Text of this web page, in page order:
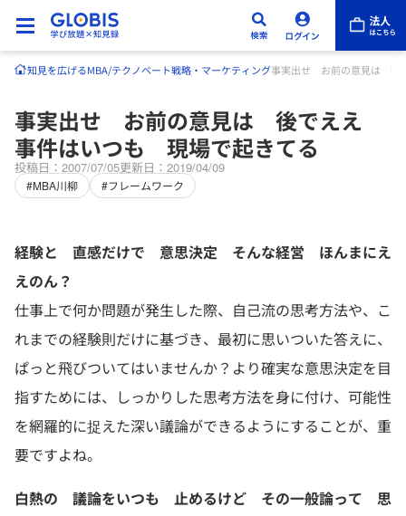
知見を広げるMBA/テクノベート戦略・マーケティング事実出せ お前の意見は 後
事実出せ お前の意見は 後でええ
事件はいつも 現場で起きてる
投稿日：2007/07/05更新日：2019/04/09
#MBA川柳 #フレームワーク
経験と 直感だけで 意思決定 そんな経営 ほんまにえ
えのん？
仕事上で何か問題が発生した際、自己流の思考方法や、こ
れまでの経験則だけに基づき、最初に思いついた答えに、
ぱっと飛びついてはいませんか？より確実な意思決定を目
指すためには、しっかりした思考方法を身に付け、可能性
を網羅的に捉えた深い議論ができるようにすることが、重
要ですよね。
白熱の 議論をいつも 止めるけど その一般論って 思